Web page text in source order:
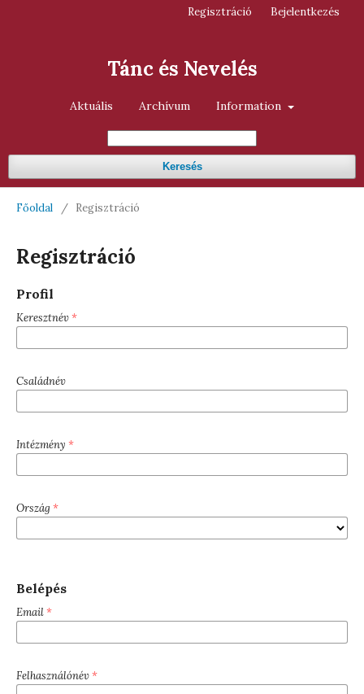
Tánc és Nevelés
Aktuális Archívum Information
Keresés
Regisztráció Bejelentkezés
Főoldal / Regisztráció
Regisztráció
Profil
Keresztnév*
Családnév
Intézmény *
Ország *
Belépés
Email*
Felhasználónév*